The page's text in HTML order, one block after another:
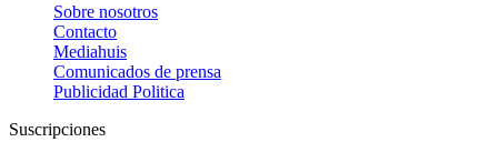
Sobre nosotros
Contacto
Mediahuis
Comunicados de prensa
Publicidad Politica
Suscripciones